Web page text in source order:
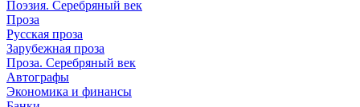
Поэзия. Серебряный век
Проза
Русская проза
Зарубежная проза
Проза. Серебряный век
Автографы
Экономика и финансы